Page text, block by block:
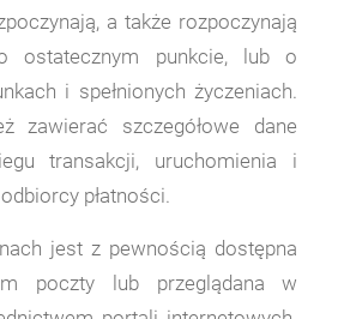
a także rozpoczynają
ostatecznym punkcie, lub o
i spełnionych życzeniach.
zawierać szczegółowe dane
transakcji, uruchomienia i
płatności.
jest z pewnością dostępna
poczty lub przeglądana w